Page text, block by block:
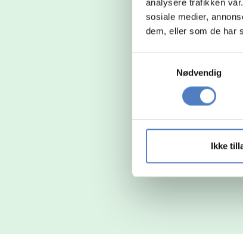
analysere trafikken
sosiale medier,
dem, eller som de har
Nødvendig
Ikke